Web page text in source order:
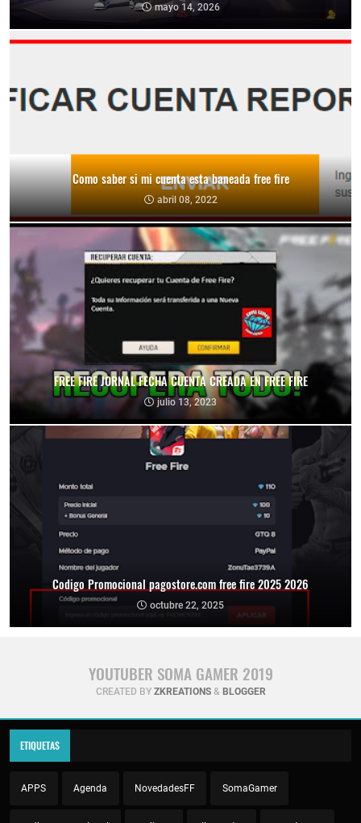
mayo 14, 2026
Como saber si mi cuenta esta baneada free fire
abril 08, 2022
FREE FIRE JORNAL FECHA CUENTA CREADA EN FREE FIRE
julio 13, 2023
Codigo Promocional pagostore.com free fire 2025 2026
octubre 22, 2025
YOUTUBER SOMA GAMER 2019
CREATED BY ZKREATIONS& BLOGGER
ETIQUETAS
APPS Agenda NovedadesFF SomaGamer